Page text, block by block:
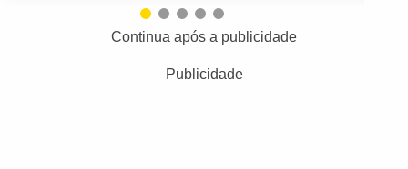
Continua após a publicidade
Publicidade